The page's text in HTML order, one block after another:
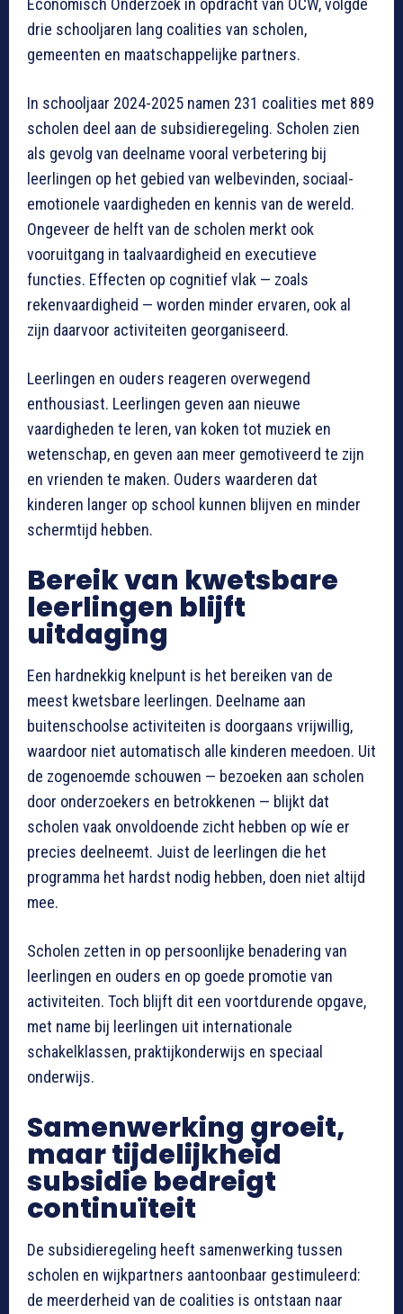
drie schooljaren lang coalities van scholen,
gemeenten en maatschappelijke partners.
In schooljaar 2024-2025 namen 231 coalities met 889
scholen deel aan de subsidieregeling. Scholen zien
als gevolg van deelname vooral verbetering bij
leerlingen op het gebied van welbevinden, sociaal-
emotionele vaardigheden en kennis van de wereld.
Ongeveer de helft van de scholen merkt ook
vooruitgang in taalvaardigheid en executieve
functies. Effecten op cognitief vlak — zoals
rekenvaardigheid — worden minder ervaren, ook al
zijn daarvoor activiteiten georganiseerd.
Leerlingen en ouders reageren overwegend
enthousiast. Leerlingen geven aan nieuwe
vaardigheden te leren, van koken tot muziek en
wetenschap, en geven aan meer gemotiveerd te zijn
en vrienden te maken. Ouders waarderen dat
kinderen langer op school kunnen blijven en minder
schermtijd hebben.
Bereik van kwetsbare
leerlingen blijft
uitdaging
Een hardnekkig knelpunt is het bereiken van de
meest kwetsbare leerlingen. Deelname aan
buitenschoolse activiteiten is doorgaans vrijwillig,
waardoor niet automatisch alle kinderen meedoen. Uit
de zogenoemde schouwen — bezoeken aan scholen
door onderzoekers en betrokkenen — blijkt dat
scholen vaak onvoldoende zicht hebben op wíe er
precies deelneemt. Juist de leerlingen die het
programma het hardst nodig hebben, doen niet altijd
mee.
Scholen zetten in op persoonlijke benadering van
leerlingen en ouders en op goede promotie van
activiteiten. Toch blijft dit een voortdurende opgave,
met name bij leerlingen uit internationale
schakelklassen, praktijkonderwijs en speciaal
onderwijs.
Samenwerking groeit,
maar tijdelijkheid
subsidie bedreigt
continuïteit
De subsidieregeling heeft samenwerking tussen
scholen en wijkpartners aantoonbaar gestimuleerd:
de meerderheid van de coalities is ontstaan naar